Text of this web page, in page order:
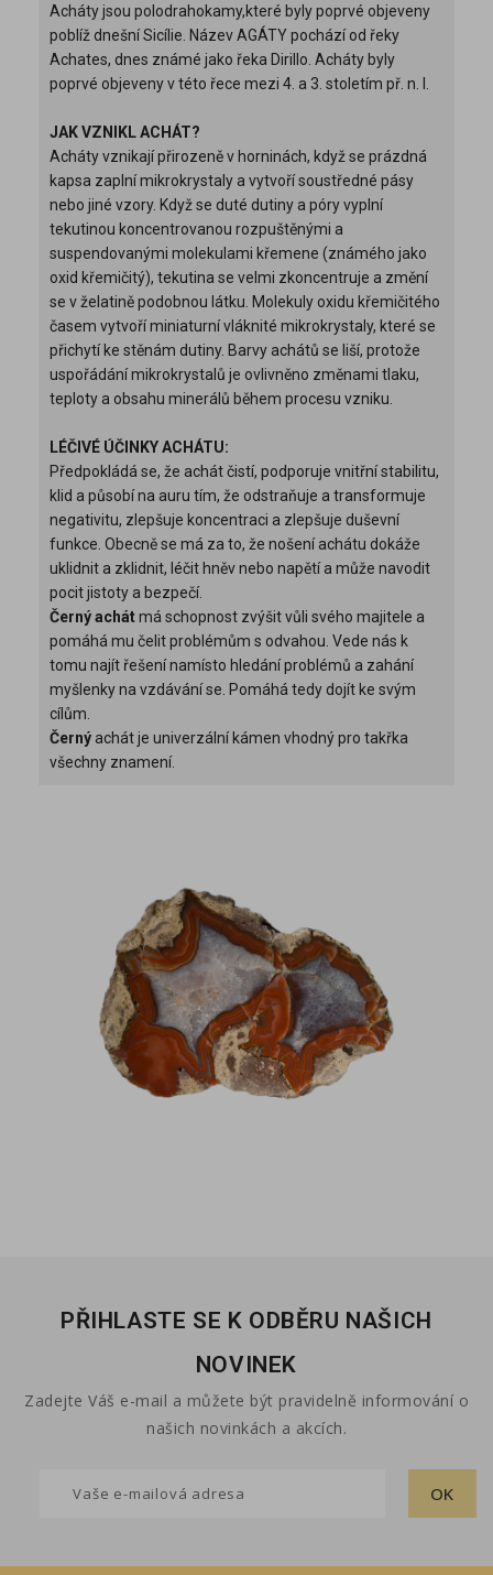
Acháty jsou polodrahokamy,které byly poprvé objeveny
poblíž dnešní Sicílie. Název AGÁTY pochází od řeky
Achates, dnes známé jako řeka Dirillo. Acháty byly
poprvé objeveny v této řece mezi 4. a 3. stoletím př. n. l.
JAK VZNIKL ACHÁT?
Acháty vznikají přirozeně v horninách, když se prázdná
kapsa zaplní mikrokrystaly a vytvoří soustředné pásy
nebo jiné vzory. Když se duté dutiny a póry vyplní
tekutinou koncentrovanou rozpuštěnými a
suspendovanými molekulami křemene (známého jako
oxid křemičitý), tekutina se velmi zkoncentruje a změní
se v želatině podobnou látku. Molekuly oxidu křemičitého
časem vytvoří miniaturní vláknité mikrokrystaly, které se
přichytí ke stěnám dutiny. Barvy achátů se liší, protože
uspořádání mikrokrystalů je ovlivněno změnami tlaku,
teploty a obsahu minerálů během procesu vzniku.
LÉČIVÉ ÚČINKY ACHÁTU:
Předpokládá se, že achát čistí, podporuje vnitřní stabilitu,
klid a působí na auru tím, že odstraňuje a transformuje
negativitu, zlepšuje koncentraci a zlepšuje duševní
funkce. Obecně se má za to, že nošení achátu dokáže
uklidnit a zklidnit, léčit hněv nebo napětí a může navodit
pocit jistoty a bezpečí.
Černý achátmá schopnost zvýšit vůli svého majitele a
pomáhá mu čelit problémům s odvahou. Vede nás k
tomu najít řešení namísto hledání problémů a zahání
myšlenky na vzdávání se. Pomáhá tedy dojít ke svým
cílům.
Černýachát je univerzální kámen vhodný pro takřka
všechny znamení.
PŘIHLASTE SE K ODBĚRU NAŠICH
NOVINEK
Zadejte Váš e-mail a můžete být pravidelně informování o
našich novinkách a akcích.